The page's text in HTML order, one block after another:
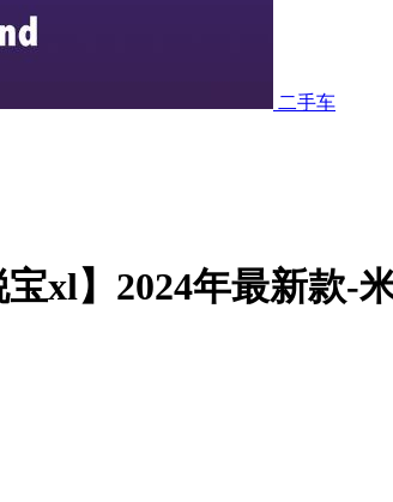
二手车
宝xl】2024年最新款-